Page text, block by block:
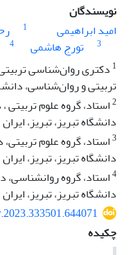
نویسندگان
امید ابراهیمی
1
3 تورج هاشمی
4
1 دکتری روان‌شناسی
تربیتی و روان‌شناسی،
2استاد، گروه علوم
دانشگاه تبریز، تبریز، ایران
3استاد، گروه علوم
دانشگاه تبریز، تبریز، ایران
4استاد، گروه
دانشگاه تبریز، تبریز، ایران
چکیده